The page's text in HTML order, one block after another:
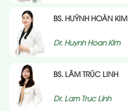
BS. HUỲNH HOÀN KIM
Dr. Huynh Hoan Kim
BS. LÂM TRÚC LINH
Dr. Lam Truc Linh